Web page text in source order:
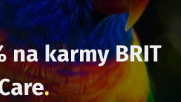
na karmy BRIT